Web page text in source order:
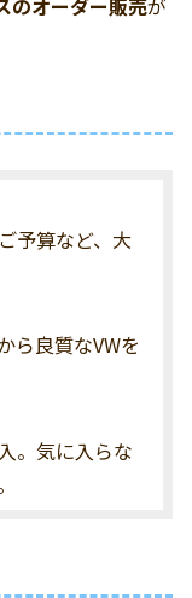
のオーダー販売が
予算など、大
ら良質なVWを
。気に入らな